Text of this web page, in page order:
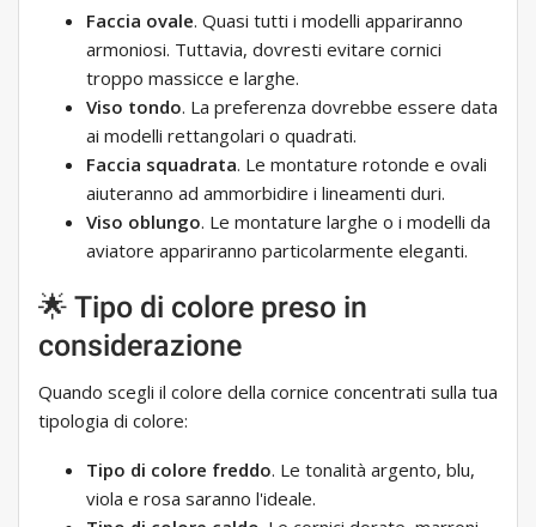
Faccia ovale. Quasi tutti i modelli appariranno
armoniosi. Tuttavia, dovresti evitare cornici
troppo massicce e larghe.
Viso tondo. La preferenza dovrebbe essere data
ai modelli rettangolari o quadrati.
Faccia squadrata. Le montature rotonde e ovali
aiuteranno ad ammorbidire i lineamenti duri.
Viso oblungo. Le montature larghe o i modelli da
aviatore appariranno particolarmente eleganti.
🌟 Tipo di colore preso in
considerazione
Quando scegli il colore della cornice concentrati sulla tua
tipologia di colore:
Tipo di colore freddo. Le tonalità argento, blu,
viola e rosa saranno l'ideale.